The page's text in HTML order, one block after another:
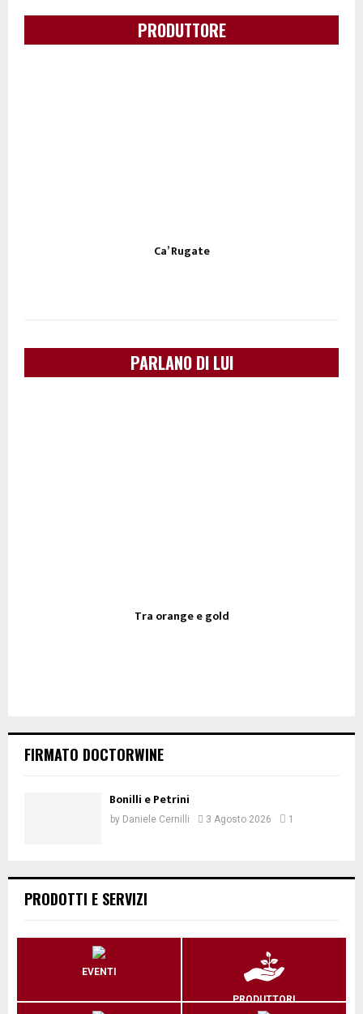
PRODUTTORE
Ca’ Rugate
PARLANO DI LUI
Tra orange e gold
FIRMATO DOCTORWINE
Bonilli e Petrini
by Daniele Cernilli 3 Agosto 2026 1
PRODOTTI E SERVIZI
EVENTI
PRODUTTORI